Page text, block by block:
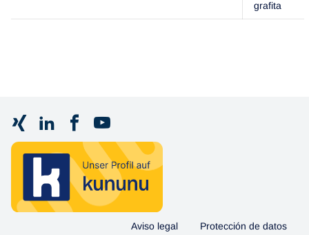
grafita
Aviso legal Protección de datos